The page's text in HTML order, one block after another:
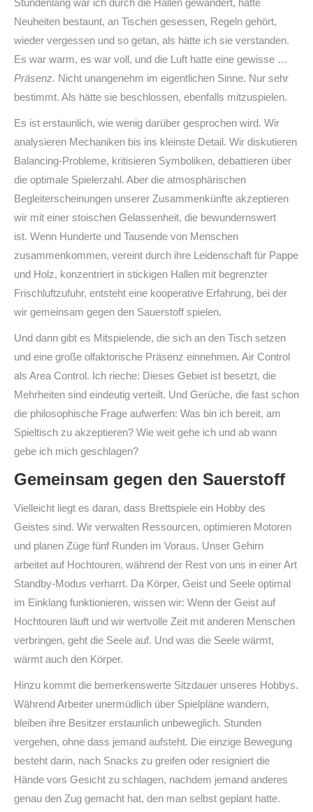
Stundenlang war ich durch die Hallen gewandert, hatte
Neuheiten bestaunt, an Tischen gesessen, Regeln gehört,
wieder vergessen und so getan, als hätte ich sie verstanden.
Es war warm, es war voll, und die Luft hatte eine gewisse …
Präsenz. Nicht unangenehm im eigentlichen Sinne. Nur sehr
bestimmt. Als hätte sie beschlossen, ebenfalls mitzuspielen.
Es ist erstaunlich, wie wenig darüber gesprochen wird. Wir
analysieren Mechaniken bis ins kleinste Detail. Wir diskutieren
Balancing-Probleme, kritisieren Symboliken, debattieren über
die optimale Spielerzahl. Aber die atmosphärischen
Begleiterscheinungen unserer Zusammenkünfte akzeptieren
wir mit einer stoischen Gelassenheit, die bewundernswert
ist. Wenn Hunderte und Tausende von Menschen
zusammenkommen, vereint durch ihre Leidenschaft für Pappe
und Holz, konzentriert in stickigen Hallen mit begrenzter
Frischluftzufuhr, entsteht eine kooperative Erfahrung, bei der
wir gemeinsam gegen den Sauerstoff spielen.
Und dann gibt es Mitspielende, die sich an den Tisch setzen
und eine große olfaktorische Präsenz einnehmen. Air Control
als Area Control. Ich rieche: Dieses Gebiet ist besetzt, die
Mehrheiten sind eindeutig verteilt. Und Gerüche, die fast schon
die philosophische Frage aufwerfen: Was bin ich bereit, am
Spieltisch zu akzeptieren? Wie weit gehe ich und ab wann
gebe ich mich geschlagen?
Gemeinsam gegen den Sauerstoff
Vielleicht liegt es daran, dass Brettspiele ein Hobby des
Geistes sind. Wir verwalten Ressourcen, optimieren Motoren
und planen Züge fünf Runden im Voraus. Unser Gehirn
arbeitet auf Hochtouren, während der Rest von uns in einer Art
Standby-Modus verharrt. Da Körper, Geist und Seele optimal
im Einklang funktionieren, wissen wir: Wenn der Geist auf
Hochtouren läuft und wir wertvolle Zeit mit anderen Menschen
verbringen, geht die Seele auf. Und was die Seele wärmt,
wärmt auch den Körper.
Hinzu kommt die bemerkenswerte Sitzdauer unseres Hobbys.
Während Arbeiter unermüdlich über Spielpläne wandern,
bleiben ihre Besitzer erstaunlich unbeweglich. Stunden
vergehen, ohne dass jemand aufsteht. Die einzige Bewegung
besteht darin, nach Snacks zu greifen oder resigniert die
Hände vors Gesicht zu schlagen, nachdem jemand anderes
genau den Zug gemacht hat, den man selbst geplant hatte.